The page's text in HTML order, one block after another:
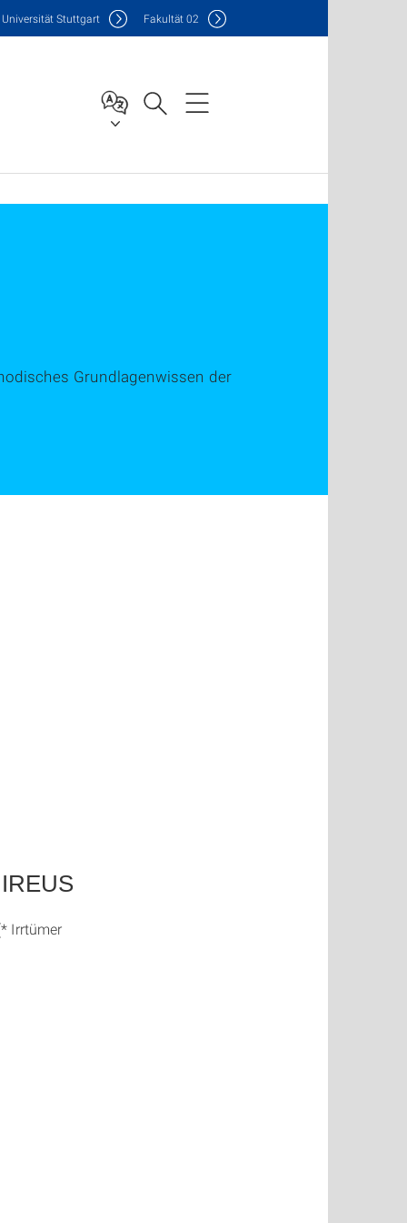
Universität Stuttgart Fakultät02
Grundlagenwissen der
Irrtümer